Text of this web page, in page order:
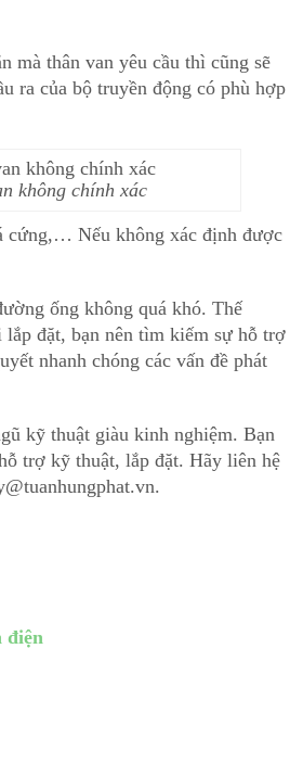
mà thân van yêu cầu thì cũng sẽ
ra của bộ truyền động có phù hợp
không chính xác
cứng,… Nếu không xác định được
ống không quá khó. Thế
lắp đặt, bạn nên tìm kiếm sự hỗ trợ
nhanh chóng các vấn đề phát
kỹ thuật giàu kinh nghiệm. Bạn
trợ kỹ thuật, lắp đặt. Hãy liên hệ
điện